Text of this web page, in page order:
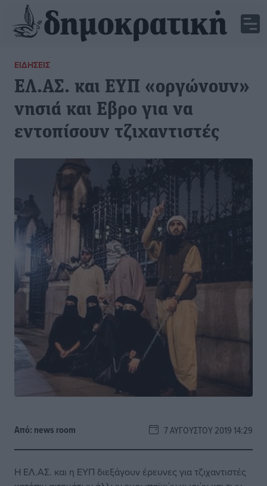
ΕΙΔΉΣΕΙΣ
ΕΛ.ΑΣ. και ΕΥΠ «οργώνουν»
νησιά και Εβρο για να
εντοπίσουν τζιχαντιστές
Από: news room 7 ΑΥΓΟΎΣΤΟΥ 2019 14:29
Η ΕΛ.ΑΣ. και η ΕΥΠ διεξάγουν έρευνες για τζιχαντιστές